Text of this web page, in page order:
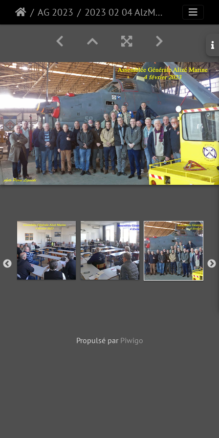
AG 2023 2023 02 04 AlzMar-PL P1250135 AG Photo de groupe 16
Propulsé par Piwigo